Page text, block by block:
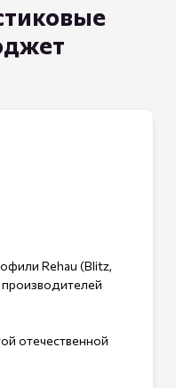
Rehau (Blitz,
отечественной